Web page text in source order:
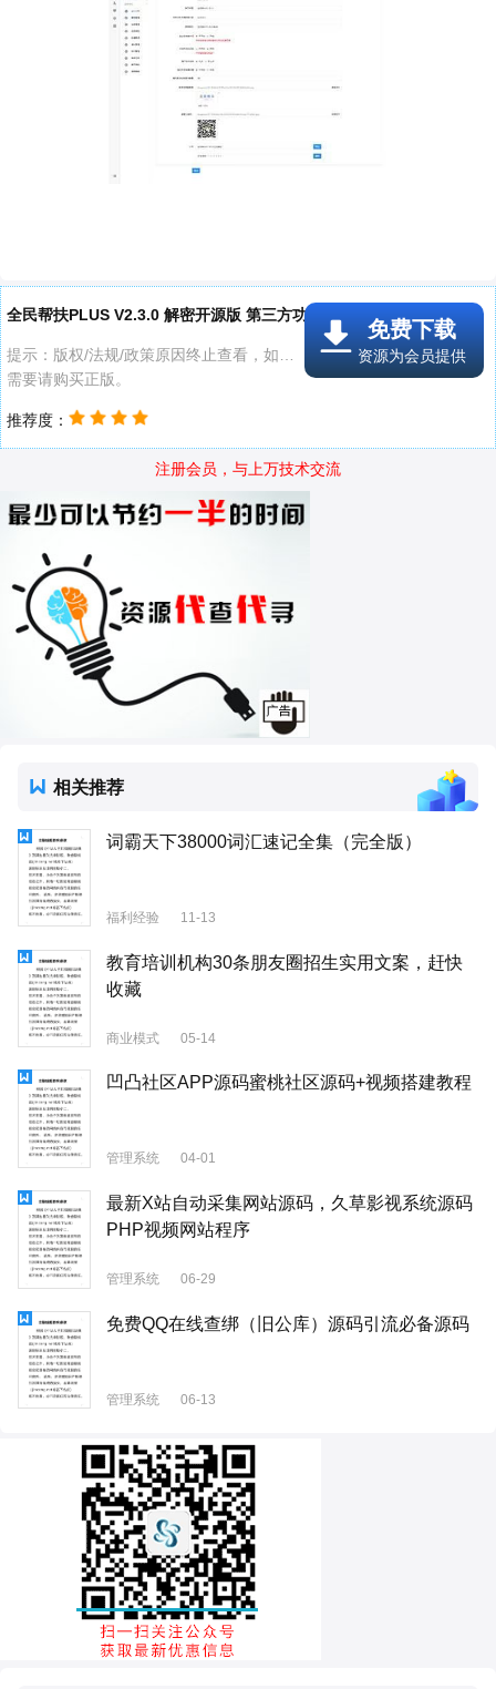
全民帮扶PLUS V2.3.0 解密开源版 第三方功能模块..线报附件
提示：版权/法规/政策原因终止查看，如有
需要请购买正版。
推荐度：
免费下载
资源为会员提供
注册会员，与上万技术交流
相关推荐
词霸天下38000词汇速记全集（完全版）
福利经验 11-13
教育培训机构30条朋友圈招生实用文案，赶快
收藏
商业模式 05-14
凹凸社区APP源码蜜桃社区源码+视频搭建教程
管理系统 04-01
最新X站自动采集网站源码，久草影视系统源码
PHP视频网站程序
管理系统 06-29
免费QQ在线查绑（旧公库）源码引流必备源码
管理系统 06-13